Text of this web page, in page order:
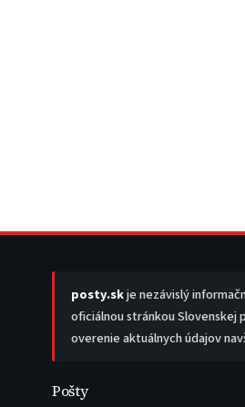
posty.skje nezávislý
oficiálnou stránkou Slovenskej
overenie aktuálnych údajov
Pošty